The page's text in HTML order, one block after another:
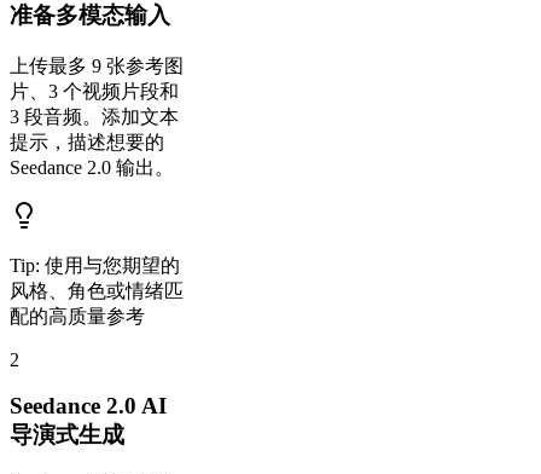
准备多模态输入
上传最多 9 张参考图
片、3 个视频片段和
3 段音频。添加文本
提示，描述想要的
Seedance 2.0 输出。
Tip: 使用与您期望的
风格、角色或情绪匹
配的高质量参考
2
Seedance 2.0 AI
导演式生成